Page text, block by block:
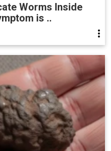
Worms Inside
is ..